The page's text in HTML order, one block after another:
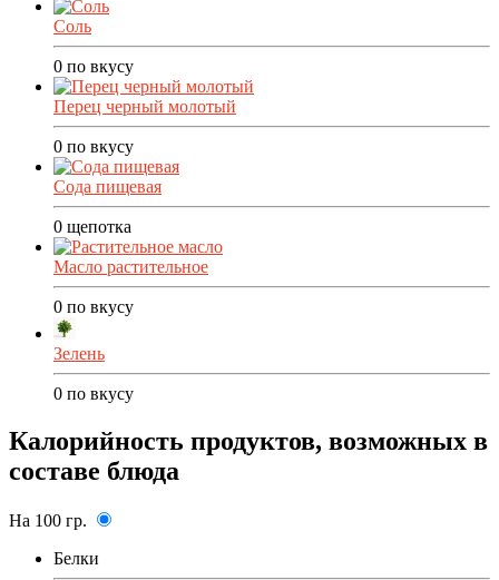
Соль
0 по вкусу
Перец черный молотый
0 по вкусу
Сода пищевая
0 щепотка
Масло растительное
0 по вкусу
Зелень
0 по вкусу
Калорийность продуктов, возможных в
составе блюда
На 100 гр.
Белки